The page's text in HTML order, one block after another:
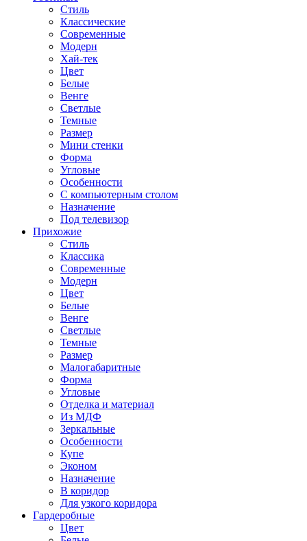
Стиль
Классические
Современные
Модерн
Хай-тек
Цвет
Белые
Венге
Светлые
Темные
Размер
Мини стенки
Форма
Угловые
Особенности
С компьютерным столом
Назначение
Под телевизор
Прихожие
Стиль
Классика
Современные
Модерн
Цвет
Белые
Венге
Светлые
Темные
Размер
Малогабаритные
Форма
Угловые
Отделка и материал
Из МДФ
Зеркальные
Особенности
Купе
Эконом
Назначение
В коридор
Для узкого коридора
Гардеробные
Цвет